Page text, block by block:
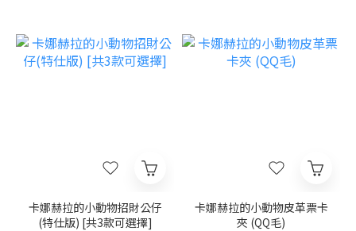
卡娜赫拉的小動物招財公仔
(特仕版) [共3款可選擇]
卡娜赫拉的小動物皮革票卡
夾 (QQ毛)